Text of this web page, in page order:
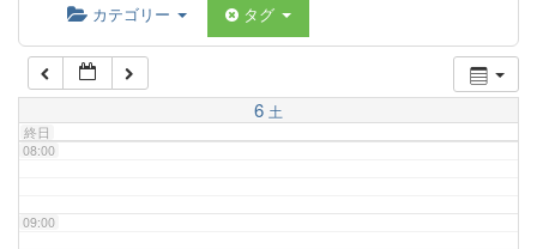
カテゴリー タグ
6 土
終日
07:00
08:00
09:00